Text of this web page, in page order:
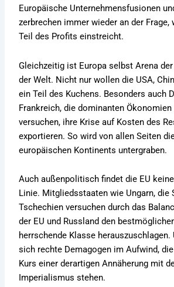
Europäische Unternehmensfusionen
zerbrechen immer wieder an der Frage,
Teil des Profits einstreicht.
Gleichzeitig ist Europa selbst Arena
der Welt. Nicht nur wollen die USA,
ein Teil des Kuchens. Besonders auch
Frankreich, die dominanten Ökonomien
versuchen, ihre Krise auf Kosten des
exportieren. So wird von allen Seiten
europäischen Kontinents untergraben.
Auch außenpolitisch findet die EU
Linie. Mitgliedsstaaten wie Ungarn, die
Tschechien versuchen durch das
der EU und Russland den
herrschende Klasse herauszuschlagen.
sich rechte Demagogen im Aufwind,
Kurs einer derartigen Annäherung mit
Imperialismus stehen.